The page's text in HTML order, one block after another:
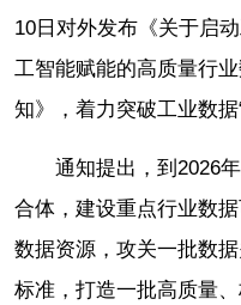
10日对外发布《关于启
工智能赋能的高质量行
知》，着力突破工业数据“
通知提出，到2026
合体，建设重点行业数
数据资源，攻关一批数
标准，打造一批高质量